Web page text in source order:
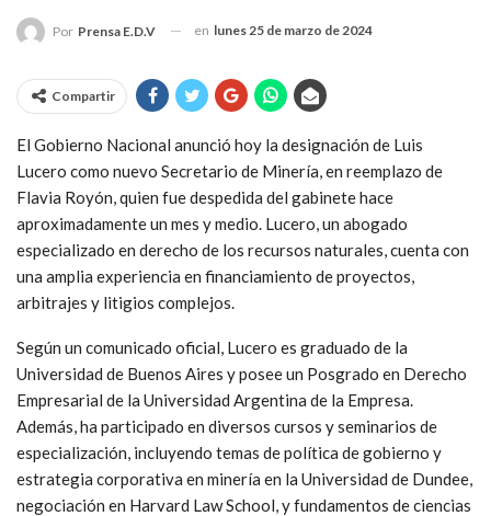
Por Prensa E.D.V en lunes 25 de marzo de 2024
Compartir
El Gobierno Nacional anunció hoy la designación de Luis
Lucero como nuevo Secretario de Minería, en reemplazo de
Flavia Royón, quien fue despedida del gabinete hace
aproximadamente un mes y medio. Lucero, un abogado
especializado en derecho de los recursos naturales, cuenta con
una amplia experiencia en financiamiento de proyectos,
arbitrajes y litigios complejos.
Según un comunicado oficial, Lucero es graduado de la
Universidad de Buenos Aires y posee un Posgrado en Derecho
Empresarial de la Universidad Argentina de la Empresa.
Además, ha participado en diversos cursos y seminarios de
especialización, incluyendo temas de política de gobierno y
estrategia corporativa en minería en la Universidad de Dundee,
negociación en Harvard Law School, y fundamentos de ciencias